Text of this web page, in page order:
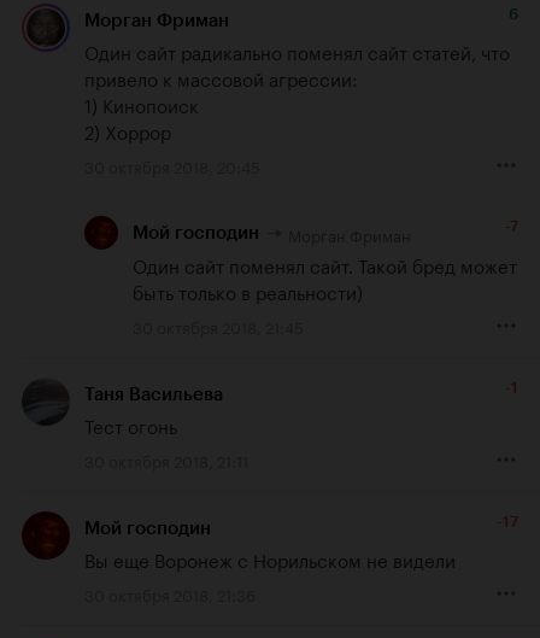
Морган Фриман 6
Один сайт радикально поменял сайт статей, что
привело к массовой агрессии:
1) Кинопоиск
2) Хоррор
Мой господин -7
Один сайт поменял сайт. Такой бред может
быть только в реальности)
Таня Васильева -1
Тест огонь
Мой господин -17
Вы еще Воронеж с Норильском не видели